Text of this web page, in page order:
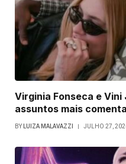
Virginia Fonseca e
assuntos mais
BY LUIZA MALAVAZZI JULHO 27,